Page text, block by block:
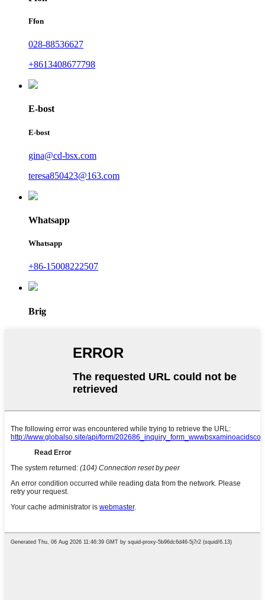
Ffon
028-88536627
+8613408677798
E-bost
E-bost
gina@cd-bsx.com
teresa850423@163.com
Whatsapp
Whatsapp
+86-15008222507
Brig